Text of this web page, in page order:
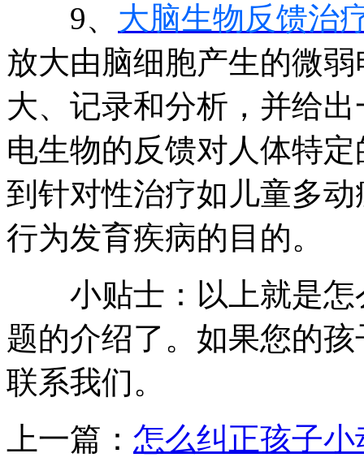
9、 大脑生物反馈治
放大由脑细胞产生的微
大、记录和分析，并给
电生物的反馈对人体特
到针对性治疗如儿童多
行为发育疾病的目的。
小贴士：以上就是怎
题的介绍了。如果您的
联系我们。
上一篇： 怎么纠正孩子